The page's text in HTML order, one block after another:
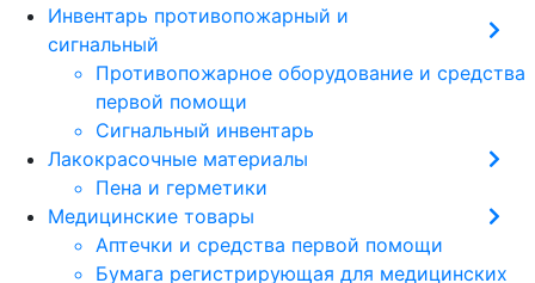
Инвентарь противопожарный и
сигнальный
Противопожарное оборудование и средства
первой помощи
Сигнальный инвентарь
Лакокрасочные материалы
Пена и герметики
Медицинские товары
Аптечки и средства первой помощи
Бумага регистрирующая для медицинских